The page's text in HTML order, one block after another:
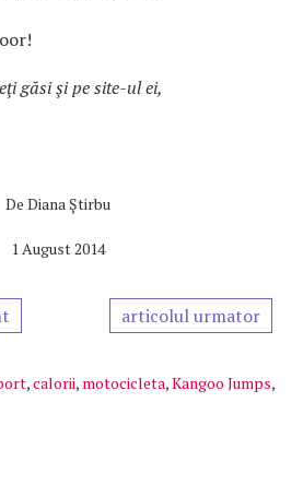
găsi şi pe site-ul ei,
De Diana Ştirbu
1 August 2014
articolul urmator
,calorii, motocicleta,Kangoo Jumps,